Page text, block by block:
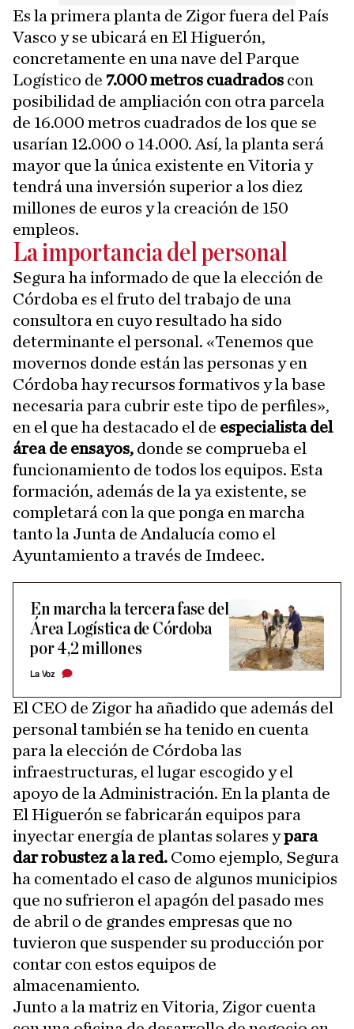
Es la primera planta de Zigor fuera del País
Vasco y se ubicará en El Higuerón,
concretamente en una nave del Parque
Logístico de 7.000 metros cuadrados con
posibilidad de ampliación con otra parcela
de 16.000 metros cuadrados de los que se
usarían 12.000 o 14.000. Así, la planta será
mayor que la única existente en Vitoria y
tendrá una inversión superior a los diez
millones de euros y la creación de 150
empleos.
La importancia del personal
Segura ha informado de que la elección de
Córdoba es el fruto del trabajo de una
consultora en cuyo resultado ha sido
determinante el personal. «Tenemos que
movernos donde están las personas y en
Córdoba hay recursos formativos y la base
necesaria para cubrir este tipo de perfiles»,
en el que ha destacado el de especialista del
área de ensayos, donde se comprueba el
funcionamiento de todos los equipos. Esta
formación, además de la ya existente, se
completará con la que ponga en marcha
tanto la Junta de Andalucía como el
Ayuntamiento a través de Imdeec.
En marcha la tercera fase del
Área Logística de Córdoba
por 4,2 millones
La Voz
El CEO de Zigor ha añadido que además del
personal también se ha tenido en cuenta
para la elección de Córdoba las
infraestructuras, el lugar escogido y el
apoyo de la Administración. En la planta de
El Higuerón se fabricarán equipos para
inyectar energía de plantas solares ypara
dar robustez a la red. Como ejemplo, Segura
ha comentado el caso de algunos municipios
que no sufrieron el apagón del pasado mes
de abril o de grandes empresas que no
tuvieron que suspender su producción por
contar con estos equipos de
almacenamiento.
Junto a la matriz en Vitoria, Zigor cuenta